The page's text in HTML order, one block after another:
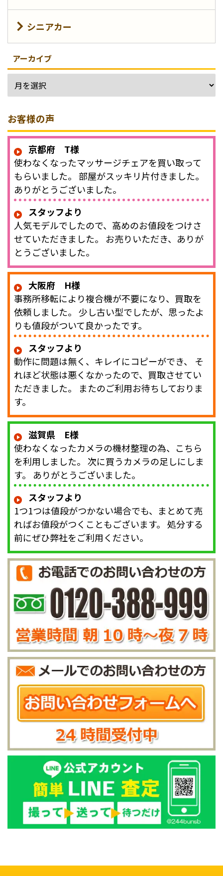
シニアカー
アーカイブ
お客様の声
京都府 T様
使わなくなったマッサージチェアを買い取って
もらいました。 部屋がスッキリ片付きました。
ありがとうございました。
スタッフより
人気モデルでしたので、高めのお値段をつけさ
せていただきました。 お売りいただき、ありが
とうございました。
大阪府 H様
事務所移転により複合機が不要になり、買取を
依頼しました。 少し古い型でしたが、思ったよ
りも値段がついて良かったです。
スタッフより
動作に問題は無く、キレイにコピーができ、 そ
れほど状態は悪くなかったので、買取させてい
ただきました。 またのご利用お待ちしておりま
す。
滋賀県 E様
使わなくなったカメラの機材整理の為、こちら
を利用しました。 次に買うカメラの足しにしま
す。 ありがとうございました。
スタッフより
1つ1つは値段がつかない場合でも、まとめて売
ればお値段がつくこともございます。 処分する
前にぜひ弊社をご利用ください。